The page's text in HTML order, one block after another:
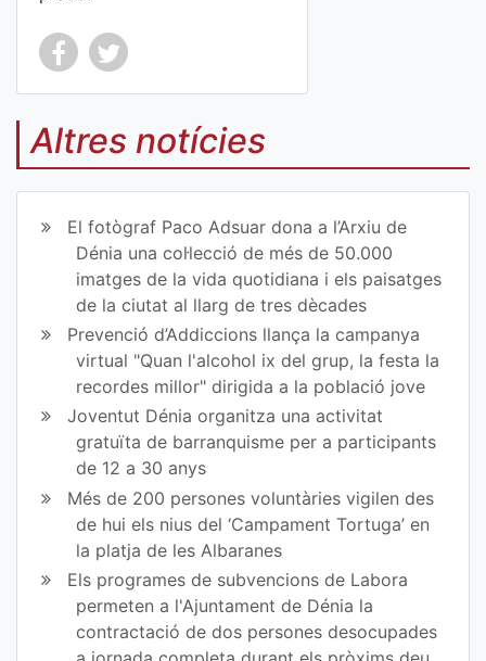
Co
mp
art
ir
en
Fa
ce
bo
ok
Co
mp
art
ir
en
Tw
itt
er
Altres notícies
El fotògraf Paco Adsuar dona a l’Arxiu de
Dénia una col·lecció de més de 50.000
imatges de la vida quotidiana i els paisatges
de la ciutat al llarg de tres dècades
Prevenció d’Addiccions llança la campanya
virtual "Quan l'alcohol ix del grup, la festa la
recordes millor" dirigida a la població jove
Joventut Dénia organitza una activitat
gratuïta de barranquisme per a participants
de 12 a 30 anys
Més de 200 persones voluntàries vigilen des
de hui els nius del ‘Campament Tortuga’ en
la platja de les Albaranes
Els programes de subvencions de Labora
permeten a l'Ajuntament de Dénia la
contractació de dos persones desocupades